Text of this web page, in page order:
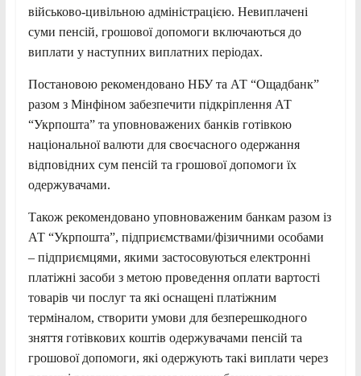
військово-цивільною адміністрацією. Невиплачені
суми пенсій, грошової допомоги включаються до
виплати у наступних виплатних періодах.
Постановою рекомендовано НБУ та АТ “Ощадбанк”
разом з Мінфіном забезпечити підкріплення АТ
“Укрпошта” та уповноважених банків готівкою
національної валюти для своєчасного одержання
відповідних сум пенсій та грошової допомоги їх
одержувачами.
Також рекомендовано уповноваженим банкам разом із
АТ “Укрпошта”, підприємствами/фізичними особами
– підприємцями, якими застосовуються електронні
платіжні засоби з метою проведення оплати вартості
товарів чи послуг та які оснащені платіжним
терміналом, створити умови для безперешкодного
зняття готівкових коштів одержувачами пенсій та
грошової допомоги, які одержують такі виплати через